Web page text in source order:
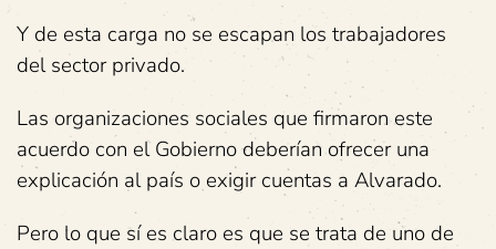
Y de esta carga no se escapan los trabajadores
del sector privado.
Las organizaciones sociales que firmaron este
acuerdo con el Gobierno deberían ofrecer una
explicación al país o exigir cuentas a Alvarado.
Pero lo que sí es claro es que se trata de uno de